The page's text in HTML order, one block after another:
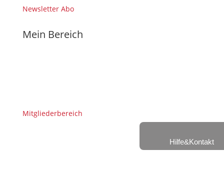
Newsletter Abo
Mein Bereich
Mitgliederbereich
Hilfe&Kontakt